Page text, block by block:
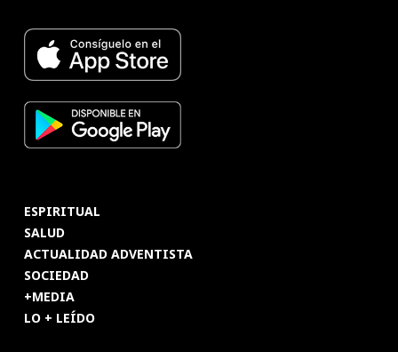
ESPIRITUAL
SALUD
ACTUALIDAD ADVENTISTA
SOCIEDAD
+MEDIA
LO + LEÍDO